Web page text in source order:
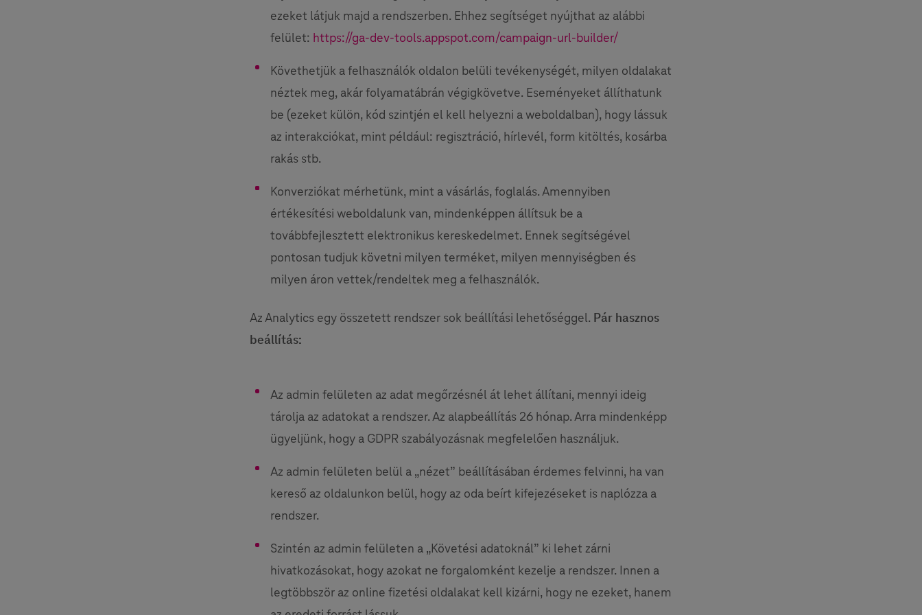
ezeket látjuk majd a rendszerben. Ehhez segítséget nyújthat az alábbi
felület: https://ga-dev-tools.appspot.com/campaign-url-builder/
Követhetjük a felhasználók oldalon belüli tevékenységét, milyen oldalakat
néztek meg, akár folyamatábrán végigkövetve. Eseményeket állíthatunk
be (ezeket külön, kód szintjén el kell helyezni a weboldalban), hogy lássuk
az interakciókat, mint például: regisztráció, hírlevél, form kitöltés, kosárba
rakás stb.
Konverziókat mérhetünk, mint a vásárlás, foglalás. Amennyiben
értékesítési weboldalunk van, mindenképpen állítsuk be a
továbbfejlesztett elektronikus kereskedelmet. Ennek segítségével
pontosan tudjuk követni milyen terméket, milyen mennyiségben és
milyen áron vettek/rendeltek meg a felhasználók.
Az Analytics egy összetett rendszer sok beállítási lehetőséggel. Pár hasznos
beállítás:
Az admin felületen az adat megőrzésnél át lehet állítani, mennyi ideig
tárolja az adatokat a rendszer. Az alapbeállítás 26 hónap. Arra mindenképp
ügyeljünk, hogy a GDPR szabályozásnak megfelelően használjuk.
Az admin felületen belül a „nézet” beállításában érdemes felvinni, ha van
kereső az oldalunkon belül, hogy az oda beírt kifejezéseket is naplózza a
rendszer.
Szintén az admin felületen a „Követési adatoknál” ki lehet zárni
hivatkozásokat, hogy azokat ne forgalomként kezelje a rendszer. Innen a
legtöbbször az online fizetési oldalakat kell kizárni, hogy ne ezeket, hanem